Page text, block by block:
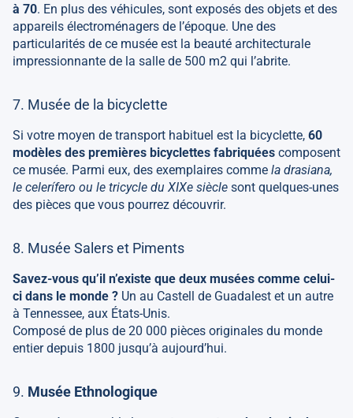
à 70. En plus des véhicules, sont exposés des objets et des
appareils électroménagers de l’époque. Une des
particularités de ce musée est la beauté architecturale
impressionnante de la salle de 500 m2 qui l’abrite.
7. Musée de la bicyclette
Si votre moyen de transport habituel est la bicyclette, 60
modèles des premières bicyclettes fabriquées composent
ce musée. Parmi eux, des exemplaires comme la drasiana,
le celerífero ou le tricycle du XIXe siècle sont quelques-unes
des pièces que vous pourrez découvrir.
8. Musée Salers et Piments
Savez-vous qu’il n’existe que deux musées comme celui-
ci dans le monde ? Un au Castell de Guadalest et un autre
à Tennessee, aux États-Unis.
Composé de plus de 20 000 pièces originales du monde
entier depuis 1800 jusqu’à aujourd’hui.
9. Musée Ethnologique